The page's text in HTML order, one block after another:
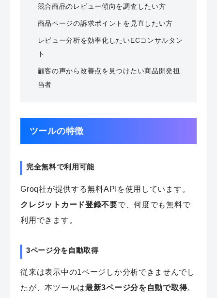
競合商品のレビュー傾向を調査したい方
商品ページの訴求ポイントを見直したい方
レビュー分析を効率化したいECコンサルタン
ト
顧客の声から改善点を見つけたい商品開発担
当者
ツールの特徴
完全無料で利用可能
Groq社が提供する無料APIを使用しています。
クレジットカード登録不要で、何度でも無料で
利用できます。
3ページ分を自動取得
従来は表示中の1ページしか分析できませんでし
たが、本ツールは最新3ページ分を自動で取得。